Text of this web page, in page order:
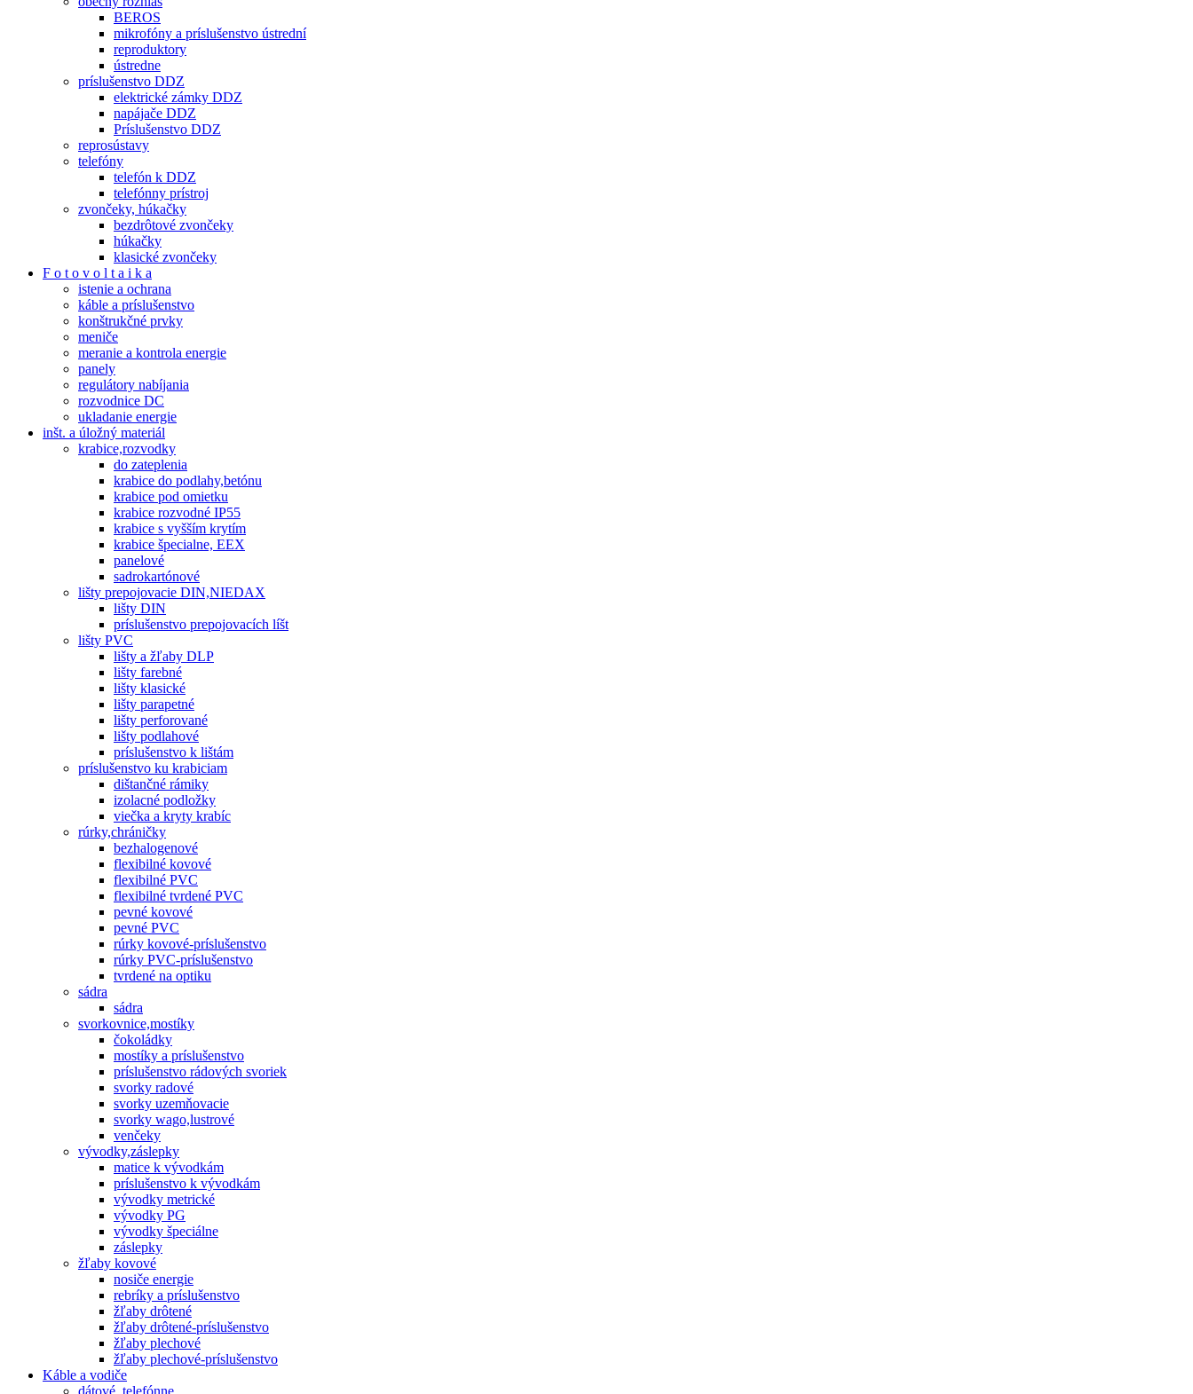
BEROS
mikrofóny a príslušenstvo ústrední
reproduktory
ústredne
príslušenstvo DDZ
elektrické zámky DDZ
napájače DDZ
Príslušenstvo DDZ
reprosústavy
telefóny
telefón k DDZ
telefónny prístroj
zvončeky, húkačky
bezdrôtové zvončeky
húkačky
klasické zvončeky
F o t o v o l t a i k a
istenie a ochrana
káble a príslušenstvo
konštrukčné prvky
meniče
meranie a kontrola energie
panely
regulátory nabíjania
rozvodnice DC
ukladanie energie
inšt. a úložný materiál
krabice,rozvodky
do zateplenia
krabice do podlahy,betónu
krabice pod omietku
krabice rozvodné IP55
krabice s vyšším krytím
krabice špecialne, EEX
panelové
sadrokartónové
lišty prepojovacie DIN,NIEDAX
lišty DIN
príslušenstvo prepojovacích líšt
lišty PVC
lišty a žľaby DLP
lišty farebné
lišty klasické
lišty parapetné
lišty perforované
lišty podlahové
príslušenstvo k lištám
príslušenstvo ku krabiciam
dištančné rámiky
izolacné podložky
viečka a kryty krabíc
rúrky,chráničky
bezhalogenové
flexibilné kovové
flexibilné PVC
flexibilné tvrdené PVC
pevné kovové
pevné PVC
rúrky kovové-príslušenstvo
rúrky PVC-príslušenstvo
tvrdené na optiku
sádra
sádra
svorkovnice,mostíky
čokoládky
mostíky a príslušenstvo
príslušenstvo rádových svoriek
svorky radové
svorky uzemňovacie
svorky wago,lustrové
venčeky
vývodky,záslepky
matice k vývodkám
príslušenstvo k vývodkám
vývodky metrické
vývodky PG
vývodky špeciálne
záslepky
žľaby kovové
nosiče energie
rebríky a príslušenstvo
žľaby drôtené
žľaby drôtené-príslušenstvo
žľaby plechové
žľaby plechové-príslušenstvo
Káble a vodiče
dátové, telefónne